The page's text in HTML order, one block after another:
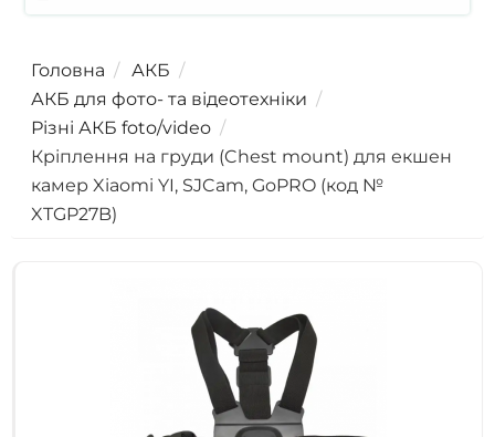
Головна
АКБ
АКБ для фото- та відеотехніки
Різні АКБ foto/video
Кріплення на груди (Chest mount) для екшен
камер Xiaomi YI, SJCam, GoPRO (код №
XTGP27B)